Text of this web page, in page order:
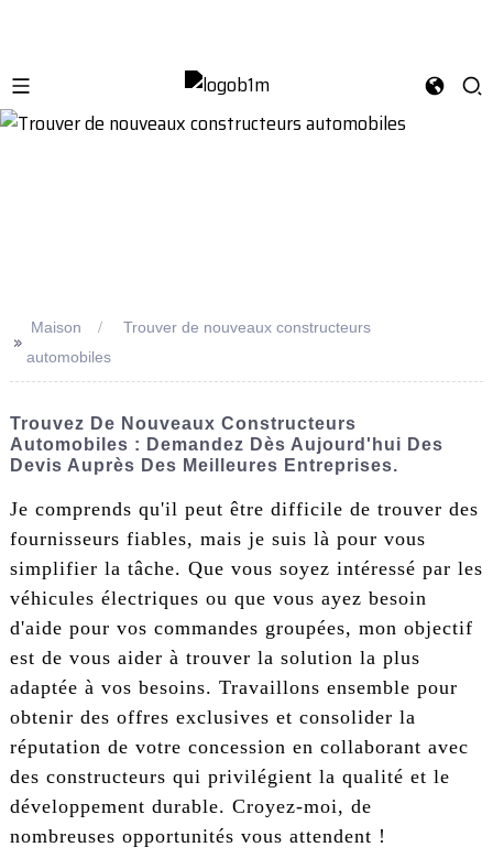
>> Maison
Trouver de nouveaux constructeurs
automobiles
Trouvez De Nouveaux Constructeurs
Automobiles : Demandez Dès Aujourd'hui Des
Devis Auprès Des Meilleures Entreprises.
Je comprends qu'il peut être difficile de trouver des
fournisseurs fiables, mais je suis là pour vous
simplifier la tâche. Que vous soyez intéressé par les
véhicules électriques ou que vous ayez besoin
d'aide pour vos commandes groupées, mon objectif
est de vous aider à trouver la solution la plus
adaptée à vos besoins. Travaillons ensemble pour
obtenir des offres exclusives et consolider la
réputation de votre concession en collaborant avec
des constructeurs qui privilégient la qualité et le
développement durable. Croyez-moi, de
nombreuses opportunités vous attendent !